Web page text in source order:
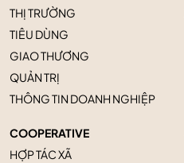
THỊ TRƯỜNG
TIÊU DÙNG
GIAO THƯƠNG
QUẢN TRỊ
THÔNG TIN DOANH NGHIỆP
COOPERATIVE
HỢP TÁC XÃ